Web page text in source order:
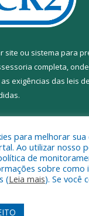
site ou sistema para
completa,
exigências das leis
reservados a Câmara
Área
para melhorar sua
Ao utilizar nosso
de
sobre como
(Leia mais). Se você